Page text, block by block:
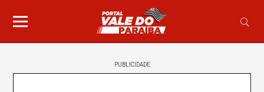
PUBLICIDADE